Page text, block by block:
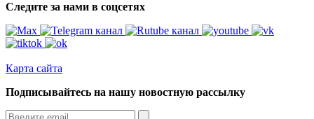
Следите за нами в соцсетях
Карта сайта
Подписывайтесь на нашу новостную рассылку